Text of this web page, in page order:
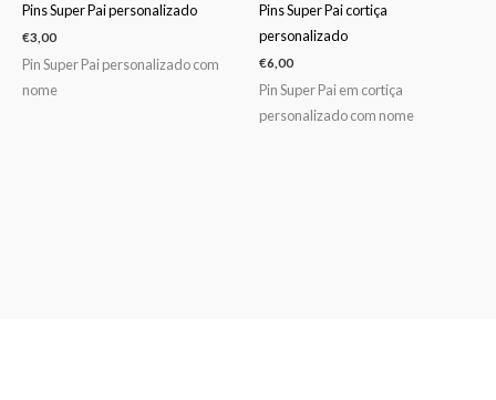
Pins Super Pai personalizado
€3,00
Pin Super Pai personalizado com
nome
Pins Super Pai cortiça
personalizado
€6,00
Pin Super Pai em cortiça
personalizado com nome